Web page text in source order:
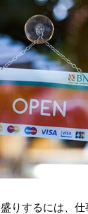
りするには、